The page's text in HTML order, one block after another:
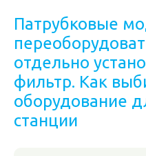
Патрубковые
отдельно
фильтр. Как
оборудование
станции